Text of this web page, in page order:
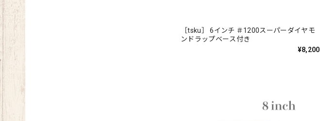
［tsku］ 6インチ ＃1200スーパーダイヤモ
ンドラップベース付き
¥8,200